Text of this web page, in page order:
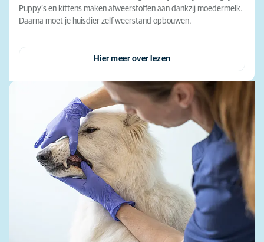
Puppy’s en kittens maken afweerstoffen aan dankzij moedermelk.
Daarna moet je huisdier zelf weerstand opbouwen.
Hier meer over lezen